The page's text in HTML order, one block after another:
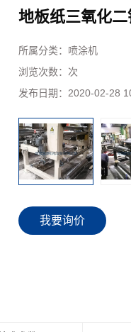
地板纸三氧化
所属分类： 喷涂机
浏览次数： 次
发布日期： 2020-02-28
我要询价